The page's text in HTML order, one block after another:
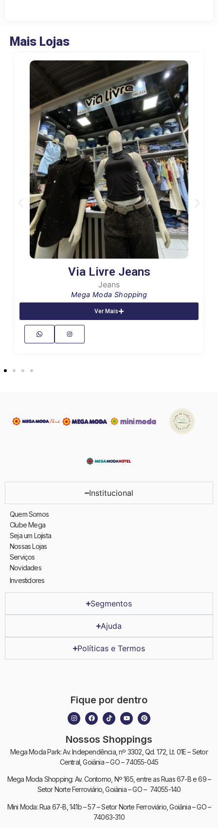
Mais Lojas
Via Livre Jeans
Jeans
Mega Moda Shopping
Ver Mais
Institucional
Quem Somos
Clube Mega
Seja um Lojista
Nossas Lojas
Serviços
Novidades
Investidores
Segmentos
Ajuda
Políticas e Termos
Fique por dentro
Nossos Shoppings
Mega Moda Park: Av. Independência, nº 3302, Qd. 172, Lt. 01E – Setor
Central, Goiânia – GO – 74055-045
Mega Moda Shopping: Av. Contorno, Nº 165, entre as Ruas 67-B e 69 –
Setor Norte Ferroviário, Goiânia – GO – 74055-140
Mini Moda: Rua 67-B, 141b – 57 – Setor Norte Ferroviário, Goiânia – GO –
74063-310